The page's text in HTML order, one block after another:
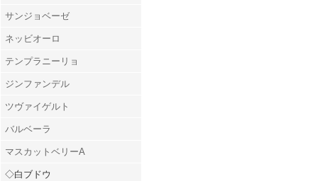
サンジョベーゼ
ネッビオーロ
テンプラニーリョ
ジンファンデル
ツヴァイゲルト
バルベーラ
マスカットベリーA
◇白ブドウ